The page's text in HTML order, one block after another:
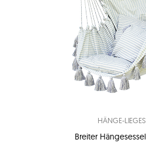
HÄNGE-
Breiter